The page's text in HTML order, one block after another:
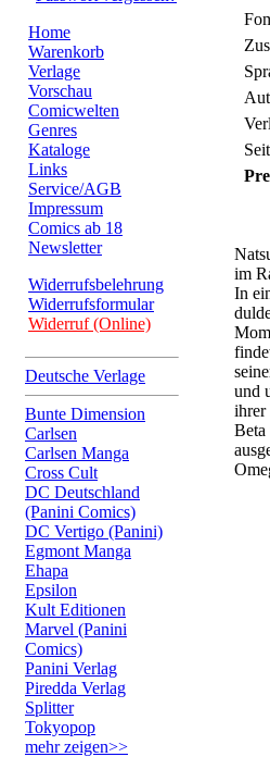
Home
Warenkorb
Verlage
Vorschau
Comicwelten
Genres
Kataloge
Links
Service/AGB
Impressum
Comics ab 18
Newsletter
Widerrufsbelehrung
Widerrufsformular
Widerruf (Online)
Deutsche Verlage
Bunte Dimension
Carlsen
Carlsen Manga
Cross Cult
DC Deutschland
(Panini Comics)
DC Vertigo (Panini)
Egmont Manga
Ehapa
Epsilon
Kult Editionen
Marvel (Panini
Comics)
Panini Verlag
Piredda Verlag
Splitter
Tokyopop
mehr zeigen>>
im
In
und
ihrer
Beta